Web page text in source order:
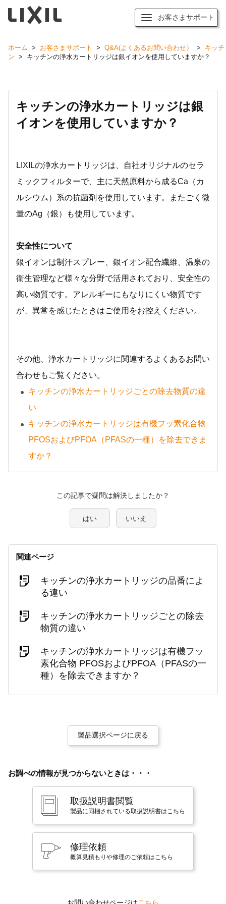
お客さまサポート
ホーム > お客さまサポート > Q&A(よくあるお問い合わせ） >
キッチ
ン > キッチンの浄水カートリッジは銀イオンを使用していますか？
キッチンの浄水カートリッジは銀
イオンを使用していますか？
LIXILの浄水カートリッジは、自社オリジナルのセラ
ミックフィルターで、主に天然原料から成るCa（カ
ルシウム）系の抗菌剤を使用しています。またごく微
量のAg（銀）も使用しています。
安全性について
銀イオンは制汗スプレー、銀イオン配合繊維、温泉の
衛生管理など様々な分野で活用されており、安全性の
高い物質です。アレルギーにもなりにくい物質です
が、異常を感じたときはご使用をお控えください。
その他、浄水カートリッジに関連するよくあるお問い
合わせもご覧ください。
キッチンの浄水カートリッジごとの除去物質の違
い
キッチンの浄水カートリッジは有機フッ素化合物
PFOSおよびPFOA（PFASの一種）を除去できま
すか？
この記事で疑問は解決しましたか？
はい いいえ
関連ページ
キッチンの浄水カートリッジの品番によ
る違い
キッチンの浄水カートリッジごとの除去
物質の違い
キッチンの浄水カートリッジは有機フッ
素化合物 PFOSおよびPFOA（PFASの一
種）を除去できますか？
製品選択ページに戻る
お調べの情報が見つからないときは・・・
取扱説明書閲覧
製品に同梱されている取扱説明書はこちら
修理依頼
概算見積もりや修理のご依頼はこちら